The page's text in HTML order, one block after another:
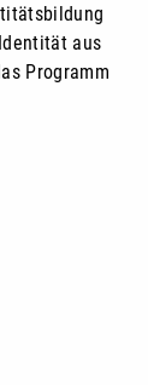
aus
Programm